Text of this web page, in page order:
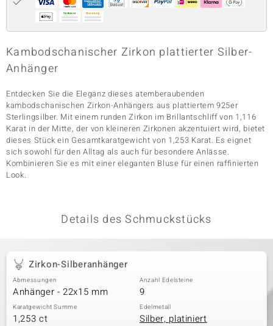
Classics
Kambodschanischer Zirkon plattierter Silber-
Anhänger
Entdecken Sie die Eleganz dieses atemberaubenden
kambodschanischen Zirkon-Anhängers aus plattiertem 925er
Sterlingsilber. Mit einem runden Zirkon im Brillantschliff von 1,116
Karat in der Mitte, der von kleineren Zirkonen akzentuiert wird, bietet
dieses Stück ein Gesamtkaratgewicht von 1,253 Karat. Es eignet
sich sowohl für den Alltag als auch für besondere Anlässe.
Kombinieren Sie es mit einer eleganten Bluse für einen raffinierten
Look.
Details des Schmuckstücks
Zirkon-Silberanhänger
Abmessungen
Anhänger - 22x15 mm
Anzahl Edelsteine
9
Karatgewicht Summe
1,253 ct
Edelmetall
Silber, platiniert